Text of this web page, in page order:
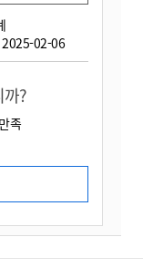
2025-02-06
?
족